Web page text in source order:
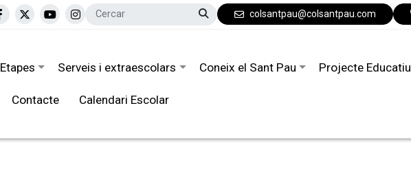
colsantpau@colsantpau.com
Etapes Serveis i extraescolars Coneix el Sant Pau Projecte Educatiu
Contacte Calendari Escolar